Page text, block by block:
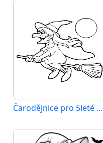
Čarodějnice pro 5leté Děti